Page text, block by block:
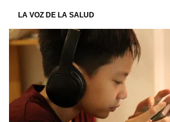
LA VOZ DE LA SALUD